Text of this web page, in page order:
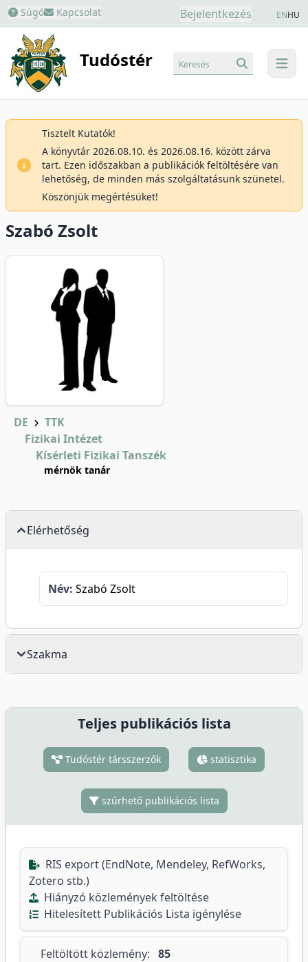
Súgó Kapcsolat Bejelentkezés ENHU
Tudóstér menu
Keresés
Tisztelt Kutatók!
A könyvtár 2026.08.10. és 2026.08.16. között zárva
tart. Ezen időszakban a publikációk feltöltésére van
lehetőség, de minden más szolgáltatásunk szünetel.
Köszönjük megértésüket!
Szabó Zsolt
DE
TTK
Fizikai Intézet
Kísérleti Fizikai Tanszék
mérnök tanár
Elérhetőség
Név: Szabó Zsolt
Szakma
Teljes publikációs lista
Tudóstér társszerzők statisztika
szűrhető publikációs lista
RIS export (EndNote, Mendeley, RefWorks,
Zotero stb.)
Hiányzó közlemények feltöltése
Hitelesített Publikációs Lista igénylése
Feltöltött közlemény: 85